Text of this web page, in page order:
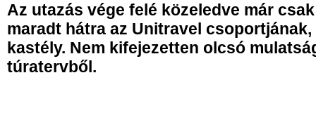
Az utazás vége felé közeledve már
maradt hátra az Unitravel
kastély. Nem kifejezetten olcsó
túratervből.